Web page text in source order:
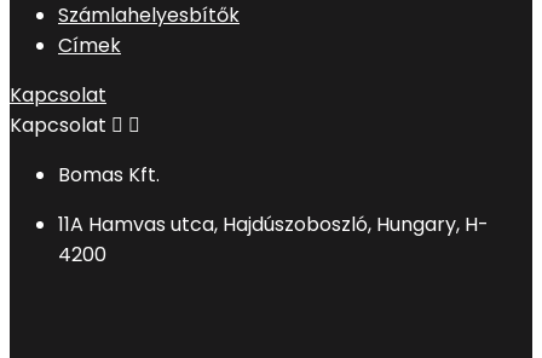
Számlahelyesbítők
Címek
Kapcsolat
Kapcsolat  
Bomas Kft.
11A Hamvas utca, Hajdúszoboszló, Hungary, H-
4200